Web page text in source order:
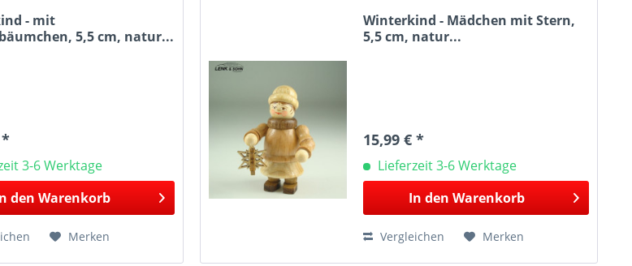
- mit
5,5 cm, natur...
*
3-6 Werktage
den Warenkorb
Merken
Winterkind - Mädchen mit Stern,
5,5 cm, natur...
15,99 € *
Lieferzeit 3-6 Werktage
In den Warenkorb
Vergleichen Merken